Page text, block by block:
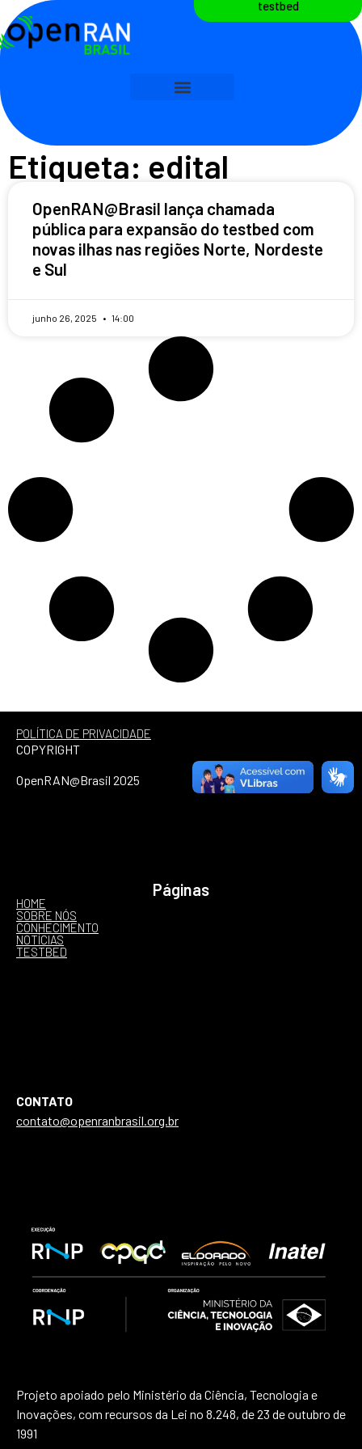
testbed
Etiqueta: edital
OpenRAN@Brasil lança chamada
pública para expansão do testbed com
novas ilhas nas regiões Norte, Nordeste
e Sul
junho 26, 2025 14:00
POLÍTICA DE PRIVACIDADE
COPYRIGHT
OpenRAN@Brasil 2025
Páginas
HOME
SOBRE NÓS
CONHECIMENTO
NOTÍCIAS
TESTBED
CONTATO
contato@openranbrasil.org.br
Projeto apoiado pelo Ministério da Ciência, Tecnologia e
Inovações, com recursos da Lei no 8.248, de 23 de outubro de
1991